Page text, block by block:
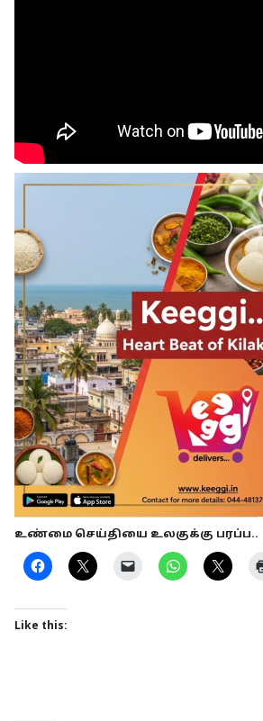
உண்மை செய்தியை உலகுக்கு பரப்ப..
Like this: